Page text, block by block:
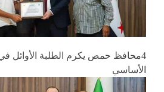
4محافظ حمص يكرم الطلبة الأوائل في
الأساسي